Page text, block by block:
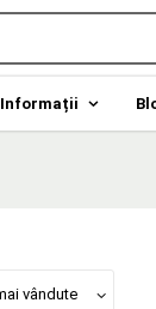
Informații
vândute